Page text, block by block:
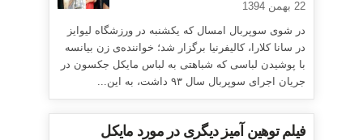
22 بهمن 1394
در شوی سوپربال امسال که یکشنبه در ورزشگاه لیوایز
در سانا کلارا، کالیفرنیا برگزار شد؛ خواننده‌ی زن بیانسه
با پوشیدن لباسی که شباهتی به لباس مایکل جکسون در
جریان اجرای سوپربال سال ۹۳ داشت، به این...
فیلم توهین آمیز دیگری در مورد مایکل